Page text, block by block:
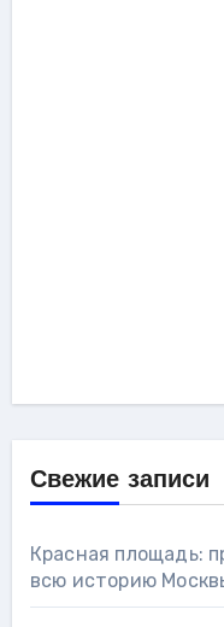
Свежие записи
Красная площадь:
всю историю